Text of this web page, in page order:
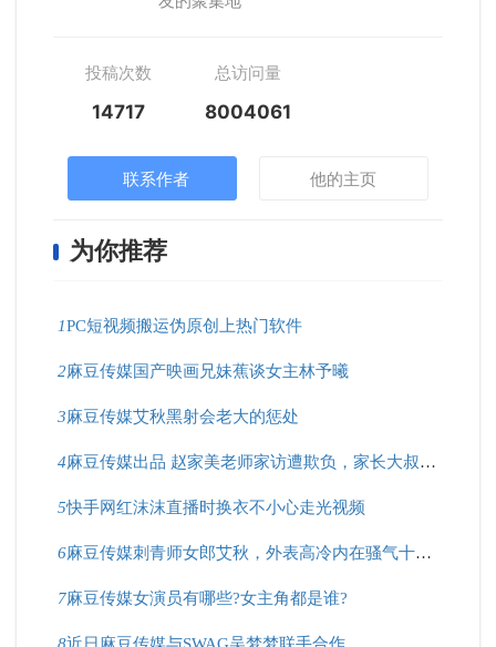
投稿次数 总访问量
14717 8004061
联系作者 他的主页
为你推荐
1PC短视频搬运伪原创上热门软件
2麻豆传媒国产映画兄妹蕉谈女主林予曦
3麻豆传媒艾秋黑射会老大的惩处
4麻豆传媒出品 赵家美老师家访遭欺负，家长大叔好凶猛！
5快手网红沫沫直播时换衣不小心走光视频
6麻豆传媒刺青师女郎艾秋，外表高冷内在骚气十足？
7麻豆传媒女演员有哪些?女主角都是谁?